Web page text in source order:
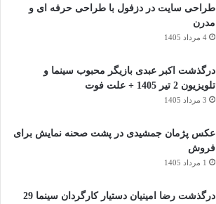
طراحی سایت در دزفول با طراحی حرفه‌ ای و
مدرن
4 مرداد 1405
درگذشت اکبر عبدی بازیگر محبوب سینما و
تلویزیون 2 تیر 1405 + علت فوت
3 مرداد 1405
عکس پژمان جمشیدی در پشت صحنه نمایش برای
فروش
1 مرداد 1405
درگذشت رضا امینیان دستیار کارگردان سینما 29